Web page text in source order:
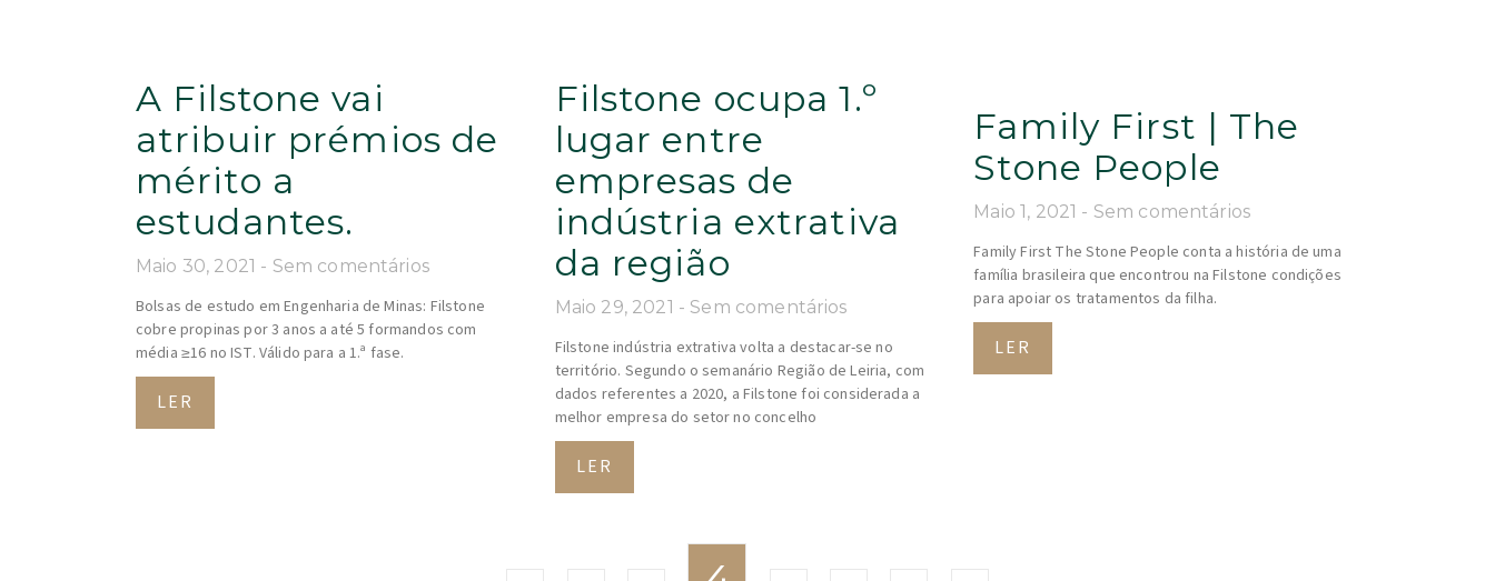
A Filstone vai
atribuir prémios de
mérito a
estudantes.
Maio 30, 2021 Sem comentários
Bolsas de estudo em Engenharia de Minas: Filstone
cobre propinas por 3 anos a até 5 formandos com
média ≥16 no IST. Válido para a 1.ª fase.
LER
Filstone ocupa 1.º
lugar entre
empresas de
indústria extrativa
da região
Maio 29, 2021 Sem comentários
Filstone indústria extrativa volta a destacar-se no
território. Segundo o semanário Região de Leiria, com
dados referentes a 2020, a Filstone foi considerada a
melhor empresa do setor no concelho
LER
Family First | The
Stone People
Maio 1, 2021 Sem comentários
Family First The Stone People conta a história de uma
família brasileira que encontrou na Filstone condições
para apoiar os tratamentos da filha.
LER